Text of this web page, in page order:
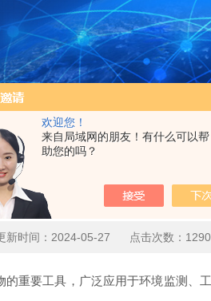
欢迎您！
来自局域网的朋友！有什么可以帮
助您的吗？
护建议
相色谱仪预防措
新时间：2024-05-27 点击次数：1290
要工具，广泛应用于环境监测、